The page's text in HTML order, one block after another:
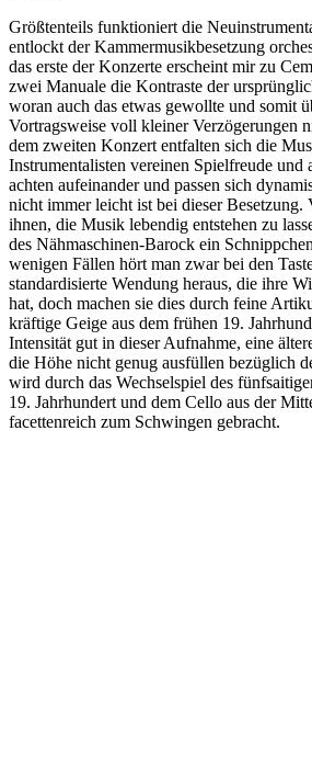
Größtenteils funktioniert die
entlockt der Kammermusikbesetzung
das erste der Konzerte erscheint mir zu
zwei Manuale die Kontraste der
woran auch das etwas gewollte und somit
Vortragsweise voll kleiner Verzögerungen
dem zweiten Konzert entfalten sich die
Instrumentalisten vereinen Spielfreude und
achten aufeinander und passen sich
nicht immer leicht ist bei dieser Besetzung.
ihnen, die Musik lebendig entstehen zu
des Nähmaschinen-Barock ein
wenigen Fällen hört man zwar bei den
standardisierte Wendung heraus, die ihre
hat, doch machen sie dies durch feine
kräftige Geige aus dem frühen 19.
Intensität gut in dieser Aufnahme, eine
die Höhe nicht genug ausfüllen bezüglich
wird durch das Wechselspiel des
19. Jahrhundert und dem Cello aus der
facettenreich zum Schwingen gebracht.